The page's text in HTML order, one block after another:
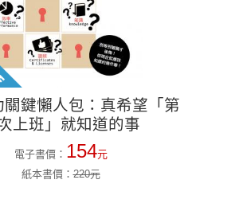
關鍵懶人包：真希望「第
上班」就知道的事
電子書價： 154元
紙本書價：220元